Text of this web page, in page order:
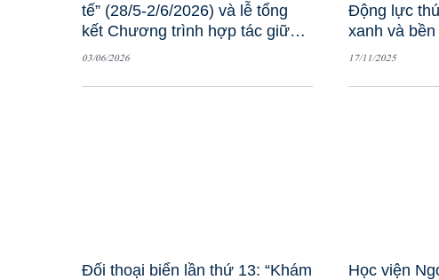
tế” (28/5-2/6/2026) và lễ tổng
kết Chương trình hợp tác giữa
Học viện Ngoại giao và Học viện
03/06/2026
Động lực
xanh và bền
17/11/2025
Đối thoại biển lần thứ 13: “Khám
Học viện